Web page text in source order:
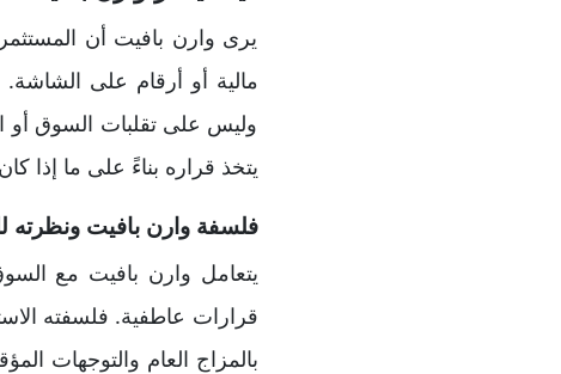
يرى وارن بافيت أن
مالية أو أرقام على
وليس على تقلبات السوق أو
يتخذ قراره بناءً على ما إذا
فلسفة وارن بافيت ونظرته
يتعامل وارن بافيت مع
قرارات عاطفية. فلسفته
بالمزاج العام والتوجهات